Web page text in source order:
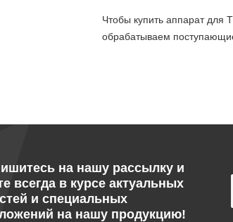
Чтобы купить аппарат для
обрабатываем
на нашу рассылку и
всегда в курсе актуальных
и специальных
на нашу продукцию!